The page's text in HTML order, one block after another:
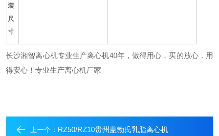
装
尺
寸
长沙湘智离心机专业生产离心机40年，做得用心，买的放心，用
得安心！专业生产离心机厂家
上一个： RZ50/RZ10贵州盖勃氏乳脂离心机